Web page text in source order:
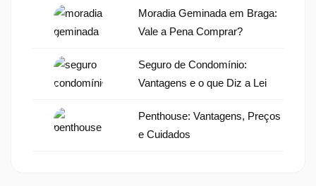
Moradia Geminada em Braga:
Vale a Pena Comprar?
Seguro de Condomínio:
Vantagens e o que Diz a Lei
Penthouse: Vantagens, Preços
e Cuidados